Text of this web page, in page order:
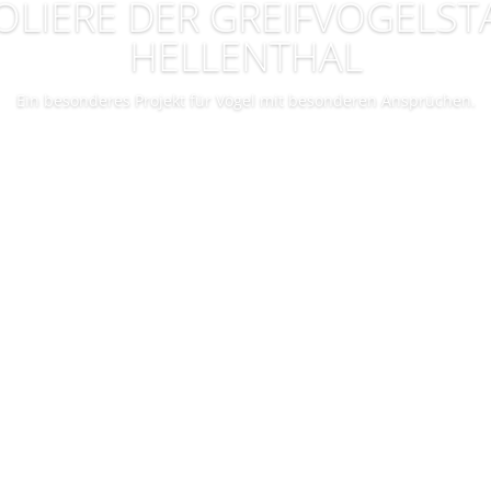
DER
HELLENTHAL
Ein besonderes Projekt für Vögel mit besonderen Ansprüchen.